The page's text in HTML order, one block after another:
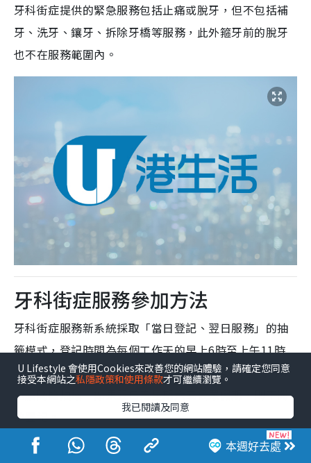
牙科街症提供的緊急服務包括止痛或脫牙，但不包括補
牙、洗牙、鑲牙、拆除牙橋等服務，此外箍牙前的脫牙
也不在服務範圍內。
牙科街症服務參加方法
牙科街症服務新系統採取「當日登記、翌日服務」的抽
籤模式，登記時間為每個工作天的早上6時至上午11時
30分，而抽籤規則是每人每日只限登記一次，系統將以
電腦隨機抽籤。如果翌日為星期六或公眾假期，則不開
放登記。
👉牙科街症服務網上登記（只提供止
本週好去處
U Lifestyle 會使用Cookies來改善您的網站體驗，請確定您同意
接受本網站之私隱政策和使用條款才可繼續瀏覽。
我已閱讀及同意